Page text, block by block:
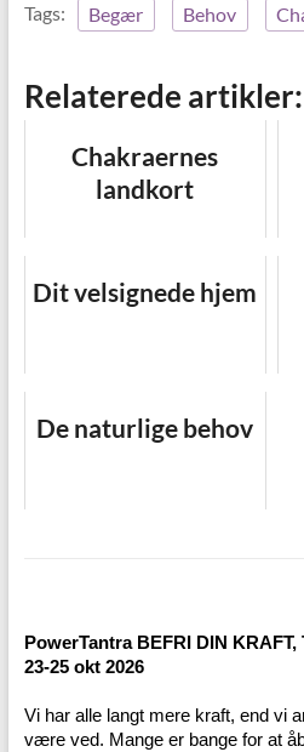
Tags: Begær Behov
Relaterede artikler:
Chakraernes
landkort
Dit velsignede hjem
De naturlige behov
PowerTantra BEFRI DIN
23-25 okt 2026
Vi har alle langt mere kraft, end vi
være ved. Mange er bange for at